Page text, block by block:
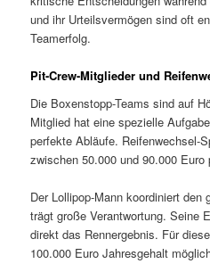
und ihr Urteilsvermögen sind oft
Teamerfolg.
Pit-Crew-Mitglieder und
Die Boxenstopp-Teams sind auf
Mitglied hat eine spezielle
perfekte Abläufe. Reifenwechsel-
zwischen 50.000 und 90.000 Euro
Der Lollipop-Mann koordiniert den
trägt große Verantwortung. Seine
direkt das Rennergebnis. Für
100.000 Euro Jahresgehalt